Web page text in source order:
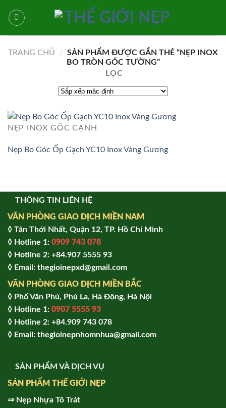
qua
TRANG CHỦ
/ SẢN PHẨM ĐƯỢC GẮN THẺ “NẸP INOX
BO TRÒN GÓC TƯỜNG”
LỌC
NẸP INOX GÓC CẠNH
Nẹp Bo Góc Ốp Gạch YC10 Inox Vàng Gương
THÔNG TIN LIÊN HỆ
VĂN PHÒNG GIAO DỊCH MIỀN NAM
◊ Tân Thới Nhất, Quận 12, TP. Hồ Chí Minh
◊ Hotline 1: 0909 743 078
◊ Hotline 2: +84.907 5555 93
◊ Email: thegioinepxd@gmail.com
VĂN PHÒNG GIAO DỊCH MIỀN BẮC
◊ Phố Văn Phú, Phú La, Hà Đông, Hà Nội
◊ Hotline 1: 0907 5555 93
◊ Hot line 2: +84.909 743 078
◊ Email: thegioinepnhomnhua@gmail.com
SẢN PHẨM VÀ DỊCH VỤ
SẢN PHẨM THẾ GIỚI NẸP
⇒ Nẹp Nhựa Tô Trát